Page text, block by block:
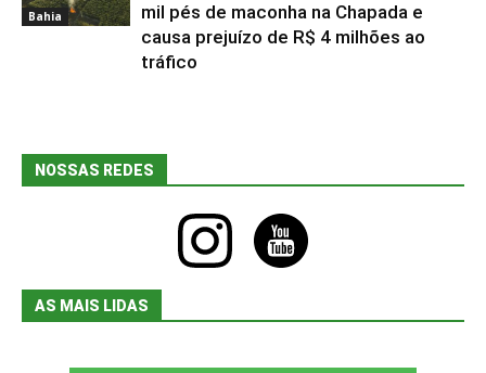
Bahia
mil pés de maconha na Chapada e
causa prejuízo de R$ 4 milhões ao
tráfico
NOSSAS REDES
instagram youtube
AS MAIS LIDAS